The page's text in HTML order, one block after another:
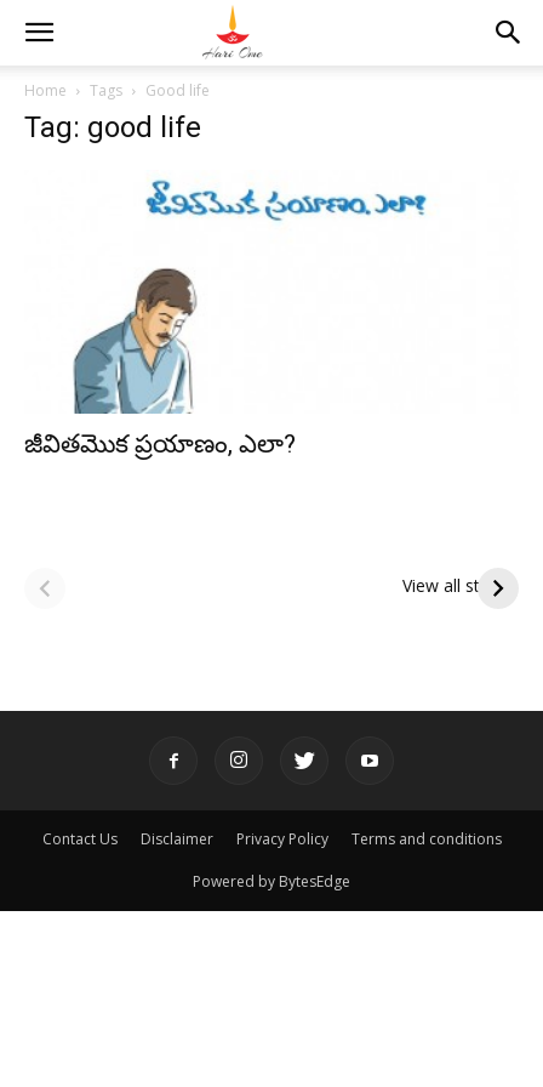
Home Tags Good life
Tag: good life
జీవితమొక ప్రయాణం, ఎలా?
View all stories
పితృదేవతల ఆశీర్వాదం
ఇంద్రకీలాద్రి గిరి ప్రదక్షిణ
Contact Us Disclaimer Privacy Policy Terms and conditions
Powered by BytesEdge